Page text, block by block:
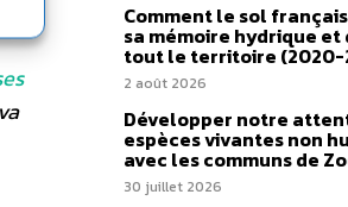
Comment le sol
sa mémoire hydrique
tout le territoire (2020-
2 août 2026
Développer notre
espèces vivantes non
avec les communs de
30 juillet 2026